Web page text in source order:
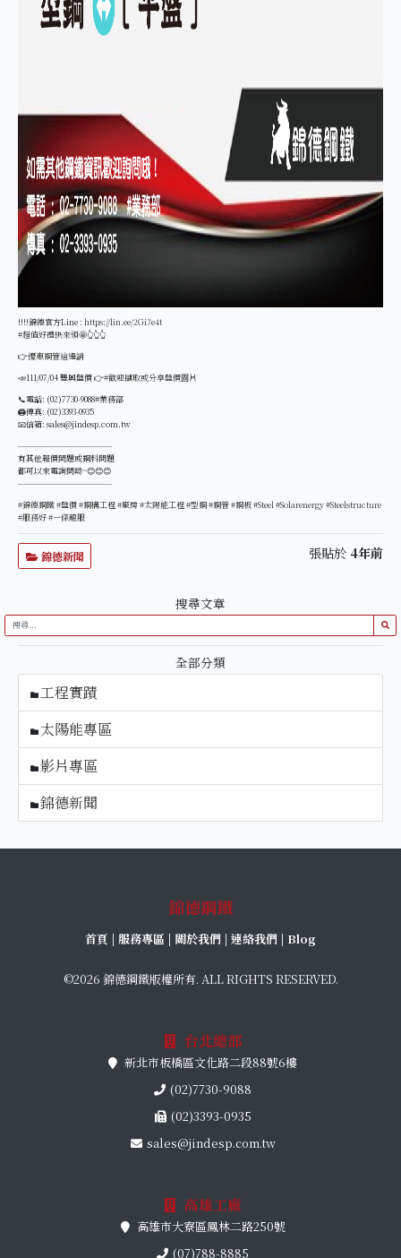
‼‼錦德官方Line : https://lin.ee/2Gi7e4t
#超值好禮快來領🤩👆👆👆
👉優惠鋼管這邊請
📣111/07/04 豐興盤價 👉#歡迎擷取或分享盤價圖片
📞電話: (02)7730-9088#業務部
🖨傳真: (02)3393-0935
📧信箱: sales@jindesp.com.tw
-----------------------------------
有其他報價問題或鋼料問題
都可以來電詢問呦~😊😊😊
-----------------------------------
#錦德鋼鐵 #盤價 #鋼構工程 #廠房 #太陽能工程 #型鋼 #鋼管 #鋼板 #Steel #Solarenergy #Steelstructure
#服務好 #一條龍服
錦德新聞 張貼於 4年前
搜尋文章
全部分類
工程實蹟
太陽能專區
影片專區
錦德新聞
錦德鋼鐵
首頁 | 服務專區 | 關於我們 | 連絡我們 | Blog
©2026 錦德鋼鐵版權所有. ALL RIGHTS RESERVED.
台北總部
新北市板橋區文化路二段88號6樓
(02)7730-9088
(02)3393-0935
sales@jindesp.com.tw
高雄工廠
高雄市大寮區鳳林二路250號
(07)788-8885